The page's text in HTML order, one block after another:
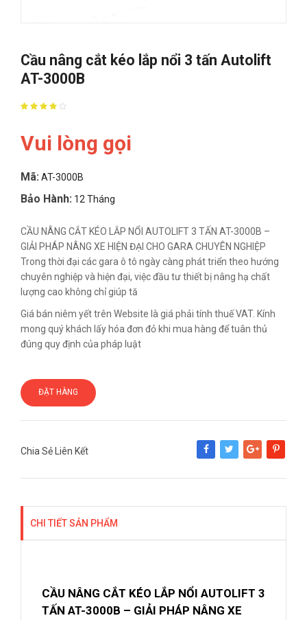
Cầu nâng cắt kéo lắp nổi 3 tấn Autolift
AT-3000B
Vui lòng gọi
Mã: AT-3000B
Bảo Hành: 12 Tháng
CẦU NÂNG CẮT KÉO LẮP NỔI AUTOLIFT 3 TẤN AT-3000B –
GIẢI PHÁP NÂNG XE HIỆN ĐẠI CHO GARA CHUYÊN NGHIỆP
Trong thời đại các gara ô tô ngày càng phát triển theo hướng
chuyên nghiệp và hiện đại, việc đầu tư thiết bị nâng hạ chất
lượng cao không chỉ giúp tă
Giá bán niêm yết trên Website là giá phải tính thuế VAT. Kính
mong quý khách lấy hóa đơn đỏ khi mua hàng để tuân thủ
đúng quy định của pháp luật
ĐẶT HÀNG
Chia Sẻ Liên Kết
Share Tweet Google+Pinterest
CHI TIẾT SẢN PHẨM
CẦU NÂNG CẮT KÉO LẮP NỔI AUTOLIFT 3
TẤN AT-3000B – GIẢI PHÁP NÂNG XE